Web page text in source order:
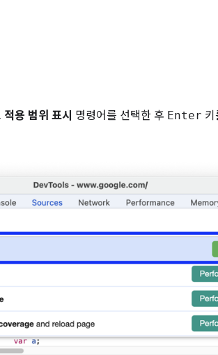
적용 범위 표시 명령어를 선택한 후 Enter